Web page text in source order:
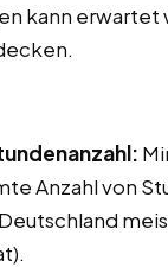
kann erwartet
Anzahl von